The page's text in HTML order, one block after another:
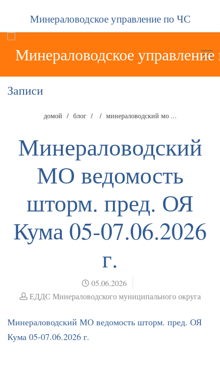
Минераловодское управление по ЧС
Записи
домой блог минераловодский мо ...
Минераловодский
МО ведомость
шторм. пред. ОЯ
Кума 05-07.06.2026
г.
05.06.2026
ЕДДС Минераловодского муниципального округа
Минераловодский МО ведомость шторм. пред. ОЯ
Кума 05-07.06.2026 г.